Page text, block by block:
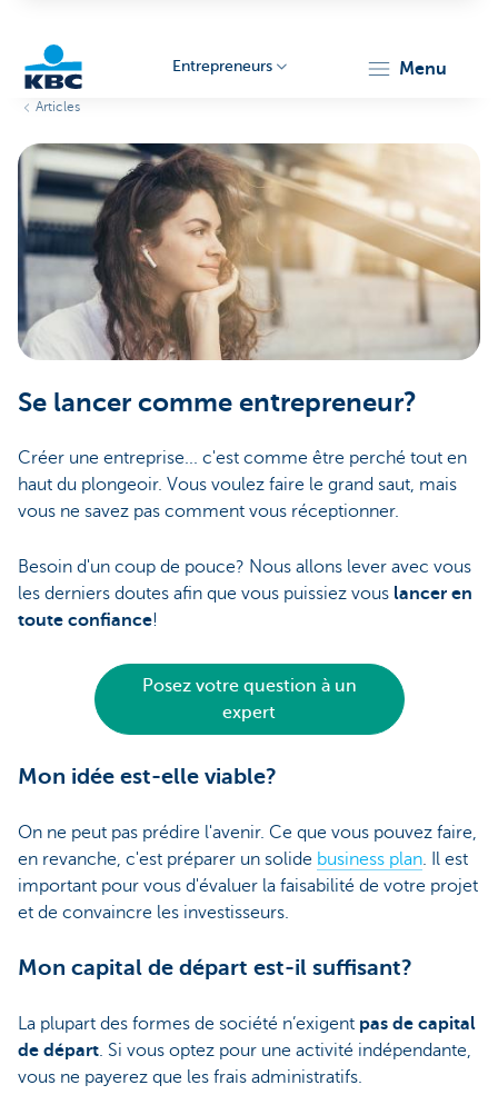
Entrepreneurs
Entrepreneurs menu
Articles
Se lancer comme entrepreneur?
Créer une entreprise... c'est comme être perché tout en
haut du plongeoir. Vous voulez faire le grand saut, mais
vous ne savez pas comment vous réceptionner.
Besoin d'un coup de pouce? Nous allons lever avec vous
les derniers doutes afin que vous puissiez vous lancer en
toute confiance!
Posez votre question à un
expert
Mon idée est-elle viable?
On ne peut pas prédire l'avenir. Ce que vous pouvez faire,
en revanche, c'est préparer un solide business plan. Il est
important pour vous d'évaluer la faisabilité de votre projet
et de convaincre les investisseurs.
Mon capital de départ est-il suffisant?
La plupart des formes de société n’exigent pas de capital
de départ. Si vous optez pour une activité indépendante,
vous ne payerez que les frais administratifs.